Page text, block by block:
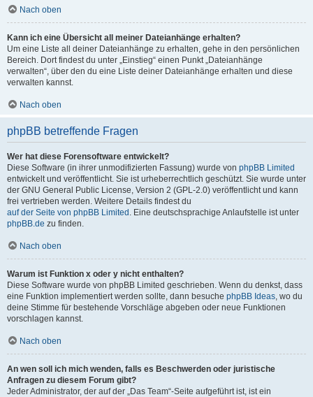
Nach oben
Kann ich eine Übersicht all meiner Dateianhänge erhalten?
Um eine Liste all deiner Dateianhänge zu erhalten, gehe in den persönlichen
Bereich. Dort findest du unter „Einstieg“ einen Punkt „Dateianhänge
verwalten“, über den du eine Liste deiner Dateianhänge erhalten und diese
verwalten kannst.
Nach oben
phpBB betreffende Fragen
Wer hat diese Forensoftware entwickelt?
Diese Software (in ihrer unmodifizierten Fassung) wurde von phpBB Limited
entwickelt und veröffentlicht. Sie ist urheberrechtlich geschützt. Sie wurde unter
der GNU General Public License, Version 2 (GPL-2.0) veröffentlicht und kann
frei vertrieben werden. Weitere Details findest du
auf der Seite von phpBB Limited . Eine deutschsprachige Anlaufstelle ist unter
phpBB.de zu finden.
Nach oben
Warum ist Funktion x oder y nicht enthalten?
Diese Software wurde von phpBB Limited geschrieben. Wenn du denkst, dass
eine Funktion implementiert werden sollte, dann besuche phpBB Ideas, wo du
deine Stimme für bestehende Vorschläge abgeben oder neue Funktionen
vorschlagen kannst.
Nach oben
An wen soll ich mich wenden, falls es Beschwerden oder juristische
Anfragen zu diesem Forum gibt?
Jeder Administrator, der auf der „Das Team“-Seite aufgeführt ist, ist ein